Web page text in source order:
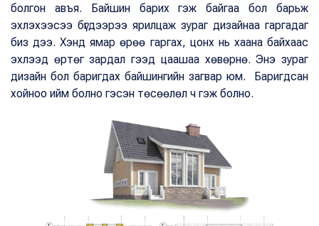
болгон авъя. Байшин барих гэж байгаа бол барьж
эхлэхээсээ бүгдээрээ ярилцаж зураг дизайнаа гаргадаг
биз дээ. Хэнд ямар өрөө гаргах, цонх нь хаана байхаас
эхлээд өртөг зардал гээд цаашаа хөвөрнө. Энэ зураг
дизайн бол баригдах байшингийн загвар юм. Баригдсан
хойноо ийм болно гэсэн төсөөлөл ч гэж болно.